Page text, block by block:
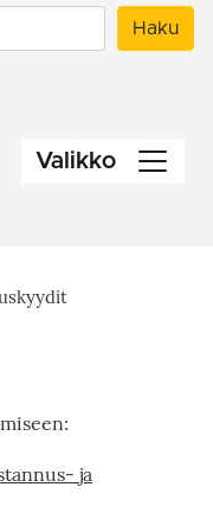
Haku
Valikko
ja